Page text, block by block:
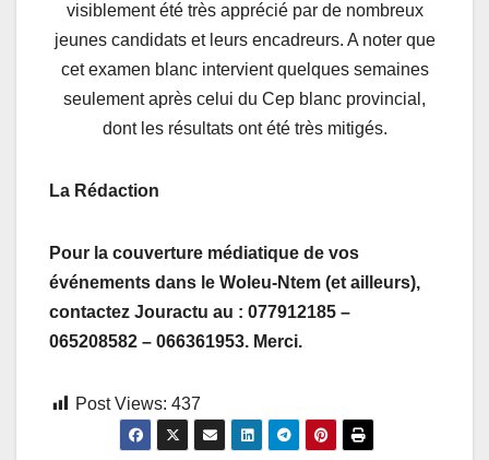
visiblement été très apprécié par de nombreux
jeunes candidats et leurs encadreurs. A noter que
cet examen blanc intervient quelques semaines
seulement après celui du Cep blanc provincial,
dont les résultats ont été très mitigés.
La Rédaction
Pour la couverture médiatique de vos
événements dans le Woleu-Ntem (et ailleurs),
contactez Jouractu au : 077912185 –
065208582 – 066361953. Merci.
Post Views: 437